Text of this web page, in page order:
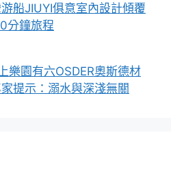
船JIUYI俱意室內設計傾覆
分鐘旅程
樂園有六OSDER奧斯德材
提示：溺水與深淺無關